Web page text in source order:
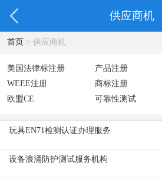
供应商机
首页> 供应商机
美国法律标注册 产品注册
WEEE注册
商标注册
欧盟CE
可靠性测试
玩具EN71检测认证办理服务
设备浪涌防护测试服务机构